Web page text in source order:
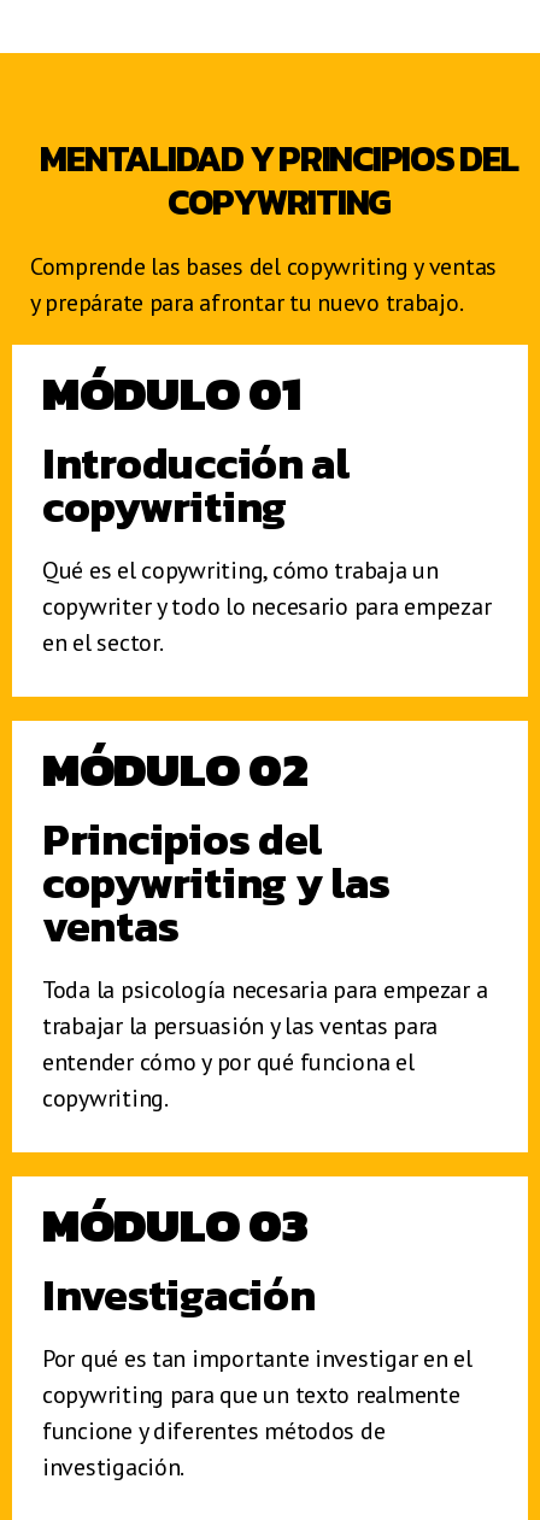
MENTALIDAD Y PRINCIPIOS DEL
COPYWRITING
Comprende las bases del copywriting y ventas
y prepárate para afrontar tu nuevo trabajo.
MÓDULO 01
Introducción al
copywriting
Qué es el copywriting, cómo trabaja un
copywriter y todo lo necesario para empezar
en el sector.
MÓDULO 02
Principios del
copywriting y las
ventas
Toda la psicología necesaria para empezar a
trabajar la persuasión y las ventas para
entender cómo y por qué funciona el
copywriting.
MÓDULO 03
Investigación
Por qué es tan importante investigar en el
copywriting para que un texto realmente
funcione y diferentes métodos de
investigación.